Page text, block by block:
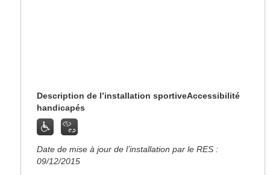
Description de l’installation sportiveAccessibilité
handicapés
Date de mise à jour de l’installation par le RES :
09/12/2015